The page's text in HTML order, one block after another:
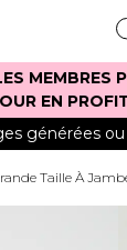
MEMBRES
EN
générées
Taille À